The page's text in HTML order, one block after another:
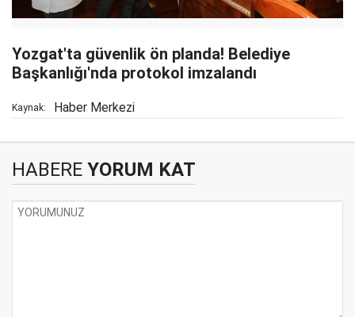
Yozgat'ta güvenlik ön planda! Belediye
Başkanlığı'nda protokol imzalandı
Kaynak: Haber Merkezi
HABERE YORUM KAT